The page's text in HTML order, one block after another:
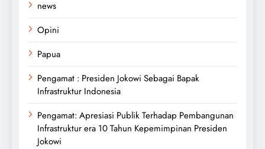
news
Opini
Papua
Pengamat : Presiden Jokowi Sebagai Bapak
Infrastruktur Indonesia
Pengamat: Apresiasi Publik Terhadap Pembangunan
Infrastruktur era 10 Tahun Kepemimpinan Presiden
Jokowi